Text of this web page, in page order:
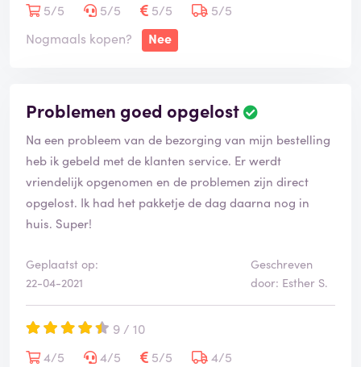
5/5
5/5 5/5
5/5
Nogmaals kopen?
Nee
Problemen goed opgelost
Na een probleem van de bezorging van mijn bestelling
heb ik gebeld met de klanten service. Er werdt
vriendelijk opgenomen en de problemen zijn direct
opgelost. Ik had het pakketje de dag daarna nog in
huis. Super!
Geplaatst op:
22-04-2021
Geschreven
door: Esther S.
9 / 10
4/5
4/5 5/5
4/5